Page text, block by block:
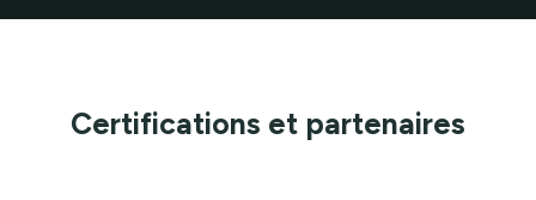
Certifications et partenaires